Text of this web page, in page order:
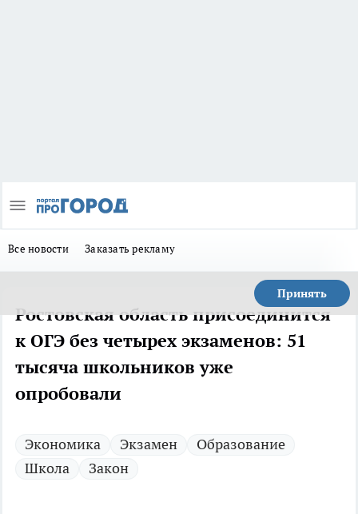
Все новости Заказать рекламу
Принять
Ростовская область присоединится
к ОГЭ без четырех экзаменов: 51
тысяча школьников уже
опробовали
Экономика Экзамен
Образование
Школа
Закон